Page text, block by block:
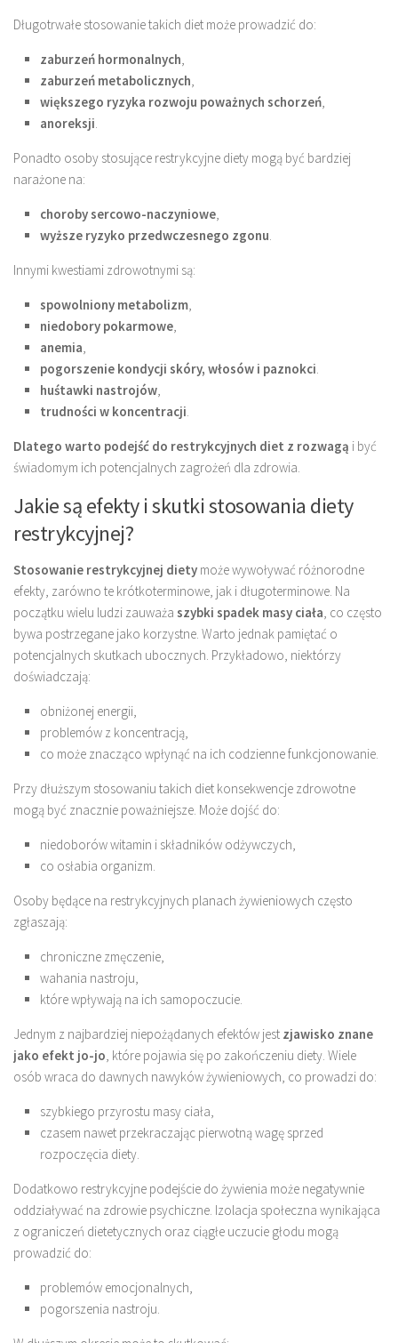
Długotrwałe stosowanie takich diet może prowadzić do:
zaburzeń hormonalnych,
zaburzeń metabolicznych,
większego ryzyka rozwoju poważnych schorzeń,
anoreksji.
Ponadto osoby stosujące restrykcyjne diety mogą być bardziej
narażone na:
choroby sercowo-naczyniowe,
wyższe ryzyko przedwczesnego zgonu.
Innymi kwestiami zdrowotnymi są:
spowolniony metabolizm,
niedobory pokarmowe,
anemia,
pogorszenie kondycji skóry, włosów i paznokci.
huśtawki nastrojów,
trudności w koncentracji.
Dlatego warto podejść do restrykcyjnych diet z rozwagą i być
świadomym ich potencjalnych zagrożeń dla zdrowia.
Jakie są efekty i skutki stosowania diety
restrykcyjnej?
Stosowanie restrykcyjnej diety może wywoływać różnorodne
efekty, zarówno te krótkoterminowe, jak i długoterminowe. Na
początku wielu ludzi zauważa szybki spadek masy ciała, co często
bywa postrzegane jako korzystne. Warto jednak pamiętać o
potencjalnych skutkach ubocznych. Przykładowo, niektórzy
doświadczają:
obniżonej energii,
problemów z koncentracją,
co może znacząco wpłynąć na ich codzienne funkcjonowanie.
Przy dłuższym stosowaniu takich diet konsekwencje zdrowotne
mogą być znacznie poważniejsze. Może dojść do:
niedoborów witamin i składników odżywczych,
co osłabia organizm.
Osoby będące na restrykcyjnych planach żywieniowych często
zgłaszają:
chroniczne zmęczenie,
wahania nastroju,
które wpływają na ich samopoczucie.
Jednym z najbardziej niepożądanych efektów jest zjawisko znane
jako efekt jo-jo, które pojawia się po zakończeniu diety. Wiele
osób wraca do dawnych nawyków żywieniowych, co prowadzi do:
szybkiego przyrostu masy ciała,
czasem nawet przekraczając pierwotną wagę sprzed
rozpoczęcia diety.
Dodatkowo restrykcyjne podejście do żywienia może negatywnie
oddziaływać na zdrowie psychiczne. Izolacja społeczna wynikająca
z ograniczeń dietetycznych oraz ciągłe uczucie głodu mogą
prowadzić do:
problemów emocjonalnych,
pogorszenia nastroju.